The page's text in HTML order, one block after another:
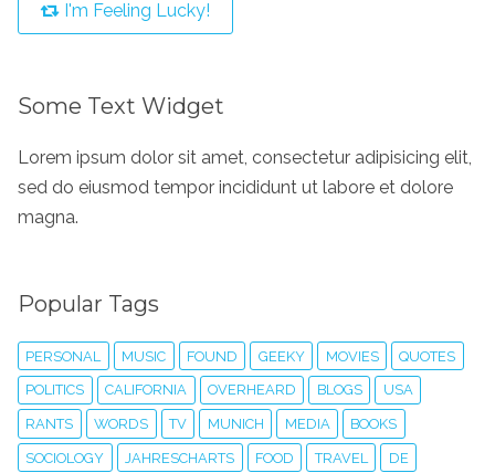
I'm Feeling Lucky!
Some Text Widget
Lorem ipsum dolor sit amet, consectetur adipisicing elit,
sed do eiusmod tempor incididunt ut labore et dolore
magna.
Popular Tags
PERSONAL MUSIC FOUND GEEKY MOVIES QUOTES
POLITICS CALIFORNIA OVERHEARD BLOGS USA
RANTS WORDS TV MUNICH MEDIA BOOKS
SOCIOLOGY JAHRESCHARTS FOOD TRAVEL DE